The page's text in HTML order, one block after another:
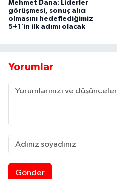
Mehmet Dana: Liderler
görüşmesi, sonuç alıcı
olmasını hedeflediğimiz
5+1'in ilk adımı olacak
Yorumlar
Gönder